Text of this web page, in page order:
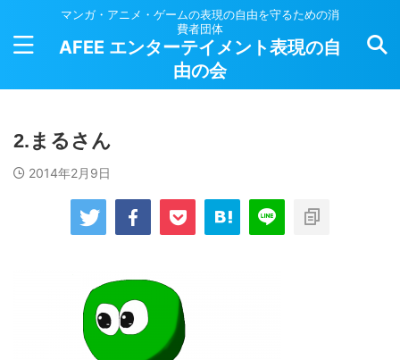
マンガ・アニメ・ゲームの表現の自由を守るための消
費者団体
AFEE エンターテイメント表現の自
由の会
2.まるさん
2014年2月9日